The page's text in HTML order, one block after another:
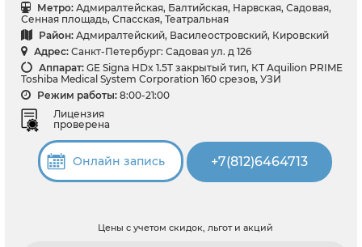
Метро: Адмиралтейская, Балтийская, Нарвская, Садовая,
Сенная площадь, Спасская, Театральная
Район: Адмиралтейский, Василеостровский, Кировский
Адрес: Санкт-Петербург: Садовая ул. д 126
Аппарат: GE Signa HDx 1.5T закрытый тип, КТ Aquilion PRIME
Toshiba Medical System Corporation 160 срезов, УЗИ
Режим работы: 8:00-21:00
Лицензия
проверена
Онлайн запись +7(812)6464713
Цены с учетом скидок, льгот и акций